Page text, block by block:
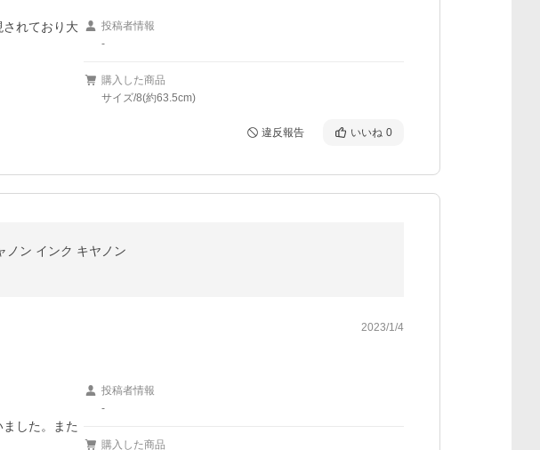
れており大
投稿者情報
-
購入した商品
サイズ/8(約63.5cm)
違反報告 いいね 0
ノン インク キヤノン
2023/1/4
した。また
投稿者情報
-
購入した商品